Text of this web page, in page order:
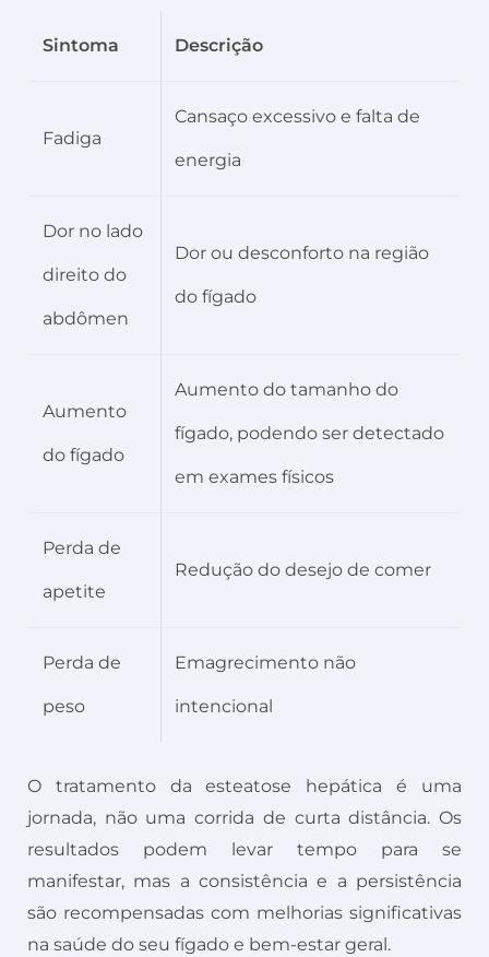
Sintoma Descrição
Fadiga
Cansaço excessivo e falta de
energia
Dor no lado
direito do
abdômen
Dor ou desconforto na região
do fígado
Aumento
do fígado
Aumento do tamanho do
fígado, podendo ser detectado
em exames físicos
Perda de
apetite
Redução do desejo de comer
Perda de
peso
Emagrecimento não
intencional
O tratamento da esteatose hepática é uma
jornada, não uma corrida de curta distância. Os
resultados podem levar tempo para se
manifestar, mas a consistência e a persistência
são recompensadas com melhorias significativas
na saúde do seu fígado e bem-estar geral.